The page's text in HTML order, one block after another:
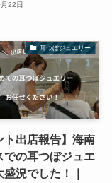
22日
耳つぼジュエリー
ト出店報告】海南
での耳つぼジュエ
盛況でした！｜